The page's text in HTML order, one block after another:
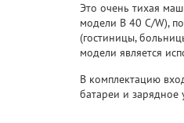
Это очень тихая
модели B 40 C/W),
(гостиницы,
модели является
В комплектацию
батареи и зарядное